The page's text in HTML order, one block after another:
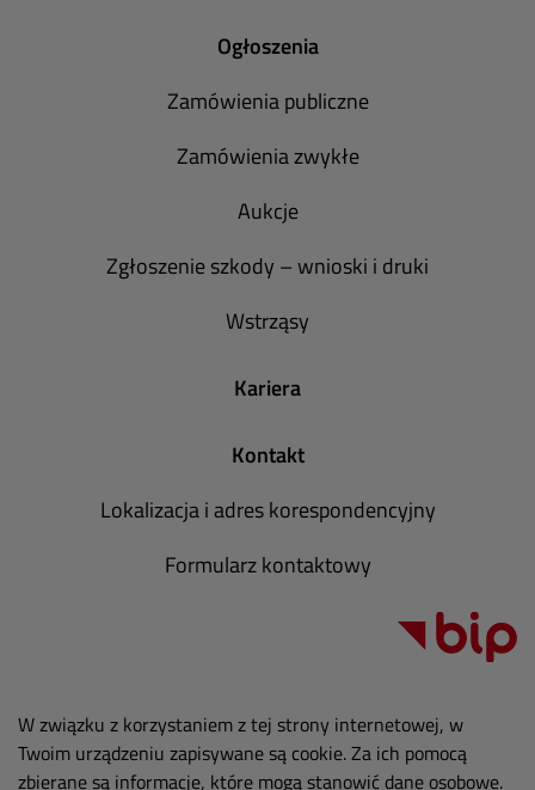
Ogłoszenia
Zamówienia publiczne
Zamówienia zwykłe
Aukcje
Zgłoszenie szkody – wnioski i druki
Wstrząsy
Kariera
Kontakt
Lokalizacja i adres korespondencyjny
Formularz kontaktowy
W związku z korzystaniem z tej strony internetowej, w
Twoim urządzeniu zapisywane są cookie. Za ich pomocą
zbierane są informacje, które mogą stanowić dane osobowe.